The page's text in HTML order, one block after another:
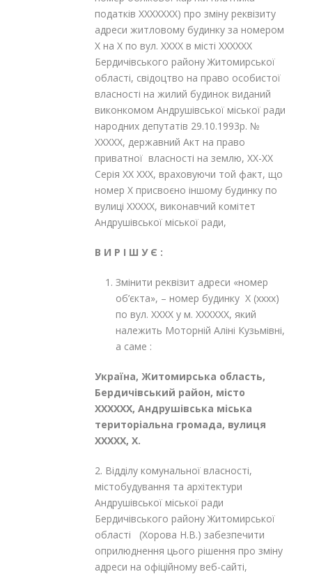
податків ХХХХХХХ) про зміну реквізиту
адреси житловому будинку за номером
Х на Х по вул. ХХХХ в місті ХХХХХХ
Бердичівського району Житомирської
області, свідоцтво на право особистої
власності на жилий будинок виданий
виконкомом Андрушівської міської ради
народних депутатів 29.10.1993р. №
ХХХХХ, державний Акт на право
приватної власності на землю, ХХ-ХХ
Серія ХХ ХХХ, враховуючи той факт, що
номер Х присвоєно іншому будинку по
вулиці ХХХХХ, виконавчий комітет
Андрушівської міської ради,
В И Р І Ш У Є :
Змінити реквізит адреси «номер
об’єкта», – номер будинку Х (хххх)
по вул. ХХХХ у м. ХХХХХХ, який
належить Моторній Аліні Кузьмівні,
а саме :
Україна, Житомирська область,
Бердичівський район, місто
ХХХХХХ, Андрушівська міська
територіальна громада, вулиця
ХХХХХ, Х.
2. Відділу комунальної власності,
містобудування та архітектури
Андрушівської міської ради
Бердичівського району Житомирської
області (Хорова Н.В.) забезпечити
оприлюднення цього рішення про зміну
адреси на офіційному веб-сайті,